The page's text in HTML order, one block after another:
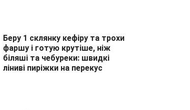
Беру 1 склянку кефіру та трохи
фаршу і готую крутіше, ніж
біляші та чебуреки: швидкі
ліниві пиріжки на перекус